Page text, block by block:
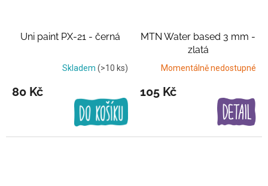
Uni paint PX-21 - černá
Skladem (>10 ks)
80 Kč
MTN Water based 3 mm -
zlatá
Momentálně nedostupné
105 Kč